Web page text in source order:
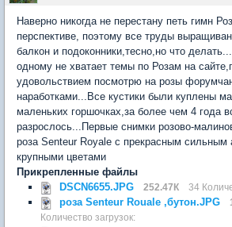
Наверно никогда не перестану петь гимн
перспективе, поэтому все труды
балкон и подоконники,тесно,но что
одному не хватает темы по Розам на
удовольствием посмотрю на розы
наработками...Все кустики были куплены
маленьких горшочках,за более чем 4 года
разрослось...Первые снимки розово-
роза Senteur Royale c прекрасным сильным
крупными цветами
Прикрепленные файлы
DSCN6655.JPG
252.47К 34
роза Senteur Rouale ,бутон.JPG
Количество загрузок: